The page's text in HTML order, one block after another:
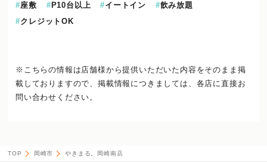
座敷 P10台以上 イートイン
飲み放題
クレジットOK
※こちらの情報は店舗様から提供いただいた内容をそのまま掲
載しておりますので、掲載情報につきましては、各店に直接お
問い合わせください。
TOP 岡崎市 やきまる。岡崎南店